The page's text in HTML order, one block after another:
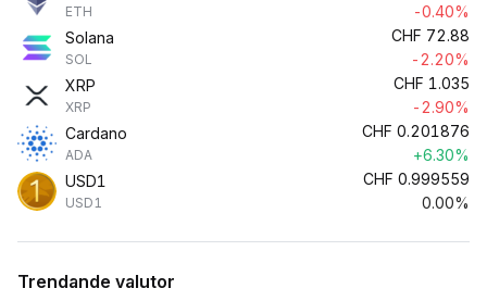
ETH
-0.40%
Solana
SOL
CHF 72.88
-2.20%
XRP
XRP
CHF 1.035
-2.90%
Cardano
ADA
CHF 0.201876
+6.30%
USD1
USD1
CHF 0.999559
0.00%
Trendande valutor